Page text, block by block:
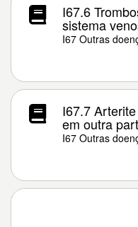
I67.6
sistema
I67 Outras
I67.7
em outra
I67 Outras